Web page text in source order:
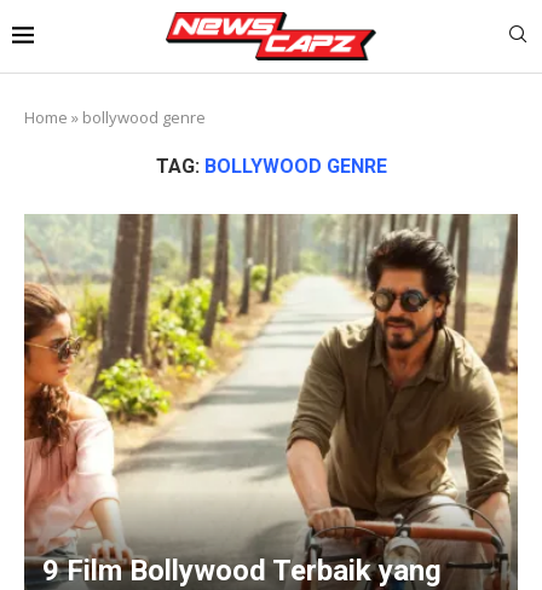
Home » bollywood genre
TAG: BOLLYWOOD GENRE
9 Film Bollywood Terbaik yang